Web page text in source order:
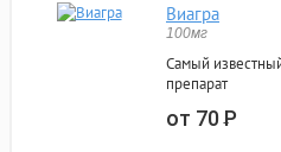
Виагра
100мг
Самый
препарат
от 70Р